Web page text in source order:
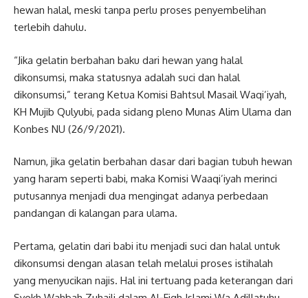
hewan halal, meski tanpa perlu proses penyembelihan
terlebih dahulu.
“Jika gelatin berbahan baku dari hewan yang halal
dikonsumsi, maka statusnya adalah suci dan halal
dikonsumsi,” terang Ketua Komisi Bahtsul Masail Waqi’iyah,
KH Mujib Qulyubi, pada sidang pleno Munas Alim Ulama dan
Konbes NU (26/9/2021).
Namun, jika gelatin berbahan dasar dari bagian tubuh hewan
yang haram seperti babi, maka Komisi Waaqi’iyah merinci
putusannya menjadi dua mengingat adanya perbedaan
pandangan di kalangan para ulama.
Pertama, gelatin dari babi itu menjadi suci dan halal untuk
dikonsumsi dengan alasan telah melalui proses istihalah
yang menyucikan najis. Hal ini tertuang pada keterangan dari